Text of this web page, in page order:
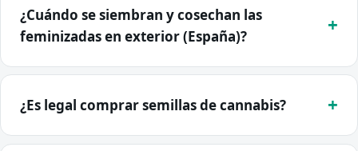
¿Cuándo se siembran y cosechan las
feminizadas en exterior (España)?
¿Es legal comprar semillas de cannabis?